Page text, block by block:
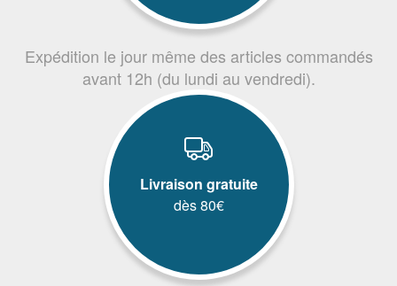
Expédition le jour même des articles commandés
avant 12h (du lundi au vendredi).
Livraison gratuite
dès 80€